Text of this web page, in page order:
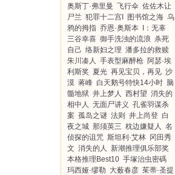
奥斯丁·弗里曼 飞行伞 佐佐木让
尸兰 犯罪十二宫I 图书馆之海 乌
鸦的拇指 乔恩·奥斯本
I：无辜
三谷幸喜 御手洗浊的流浪 杀死
自己 络新妇之理 潘多拉的救赎
朱川凑人 手表型麻醉枪 阿瑟·埃
利斯奖 夏光 再见宝贝，再见 沙
漠 蒋峰 白天鹅号特快14小时 脑
髓地狱 井上梦人 西村望 消失的
相中人 无面尸讲义 孔雀羽谋杀
案 孤岛之谜 法则 井上尚登 白
夜之城 那须英三 枕边嫌疑人 名
侦探的诅咒 斯坦利·艾林 冈田秀
文 消失的人
新潮推理俱乐部奖
本格推理Best10 手塚治虫密碼
玛西娅·缪勒 大薮春彦 茱蒂·圣提